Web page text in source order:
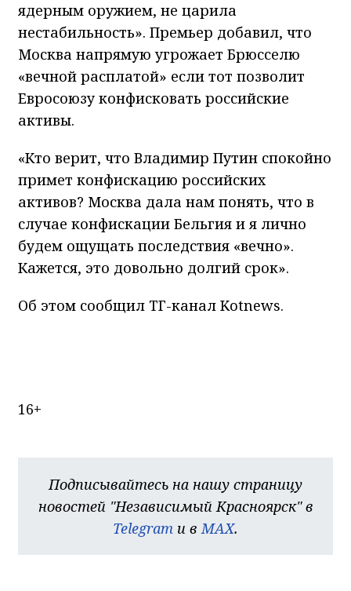
ядерным оружием, не царила
нестабильность». Премьер добавил, что
Москва напрямую угрожает Брюсселю
«вечной расплатой» если тот позволит
Евросоюзу конфисковать российские
активы.
«Кто верит, что Владимир Путин спокойно
примет конфискацию российских
активов? Москва дала нам понять, что в
случае конфискации Бельгия и я лично
будем ощущать последствия «вечно».
Кажется, это довольно долгий срок».
Об этом сообщил ТГ-канал Kotnews.
16+
Подписывайтесь на нашу страницу
новостей "Независимый Красноярск" в
Telegram и вMAX.